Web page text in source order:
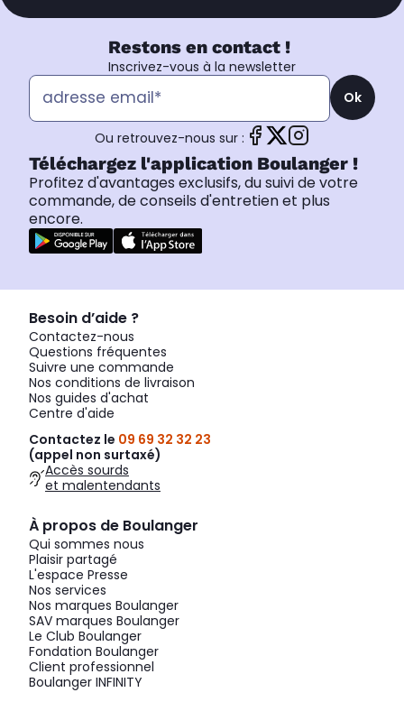
Restons en contact !
Inscrivez-vous à la newsletter
Ok
Ou retrouvez-nous sur :
Téléchargez l'application Boulanger !
Profitez d'avantages exclusifs, du suivi de votre
commande, de conseils d'entretien et plus
encore.
Besoin d’aide ?
Contactez-nous
Questions fréquentes
Suivre une commande
Nos conditions de livraison
Nos guides d'achat
Centre d'aide
Contactez le 09 69 32 32 23
(appel non surtaxé)
Accès sourds
et malentendants
À propos de Boulanger
Qui sommes nous
Plaisir partagé
L'espace Presse
Nos services
Nos marques Boulanger
SAV marques Boulanger
Le Club Boulanger
Fondation Boulanger
Client professionnel
Boulanger INFINITY